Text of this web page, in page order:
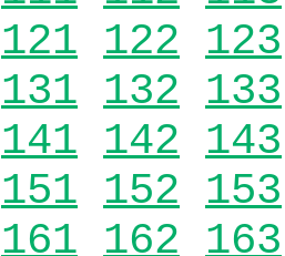
121 122 123
131 132 133
141 142 143
151 152 153
161 162 163